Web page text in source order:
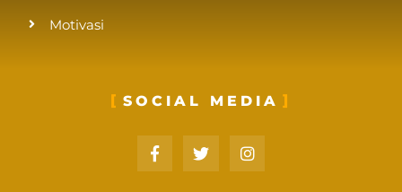
Motivasi
SOCIAL MEDIA